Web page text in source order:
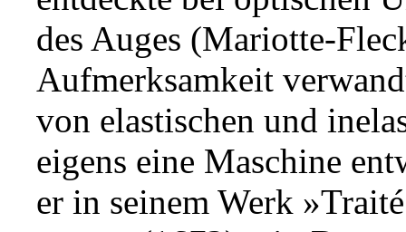
des Auges (Mariotte-
Aufmerksamkeit
von elastischen und
eigens eine Maschine
er in seinem Werk